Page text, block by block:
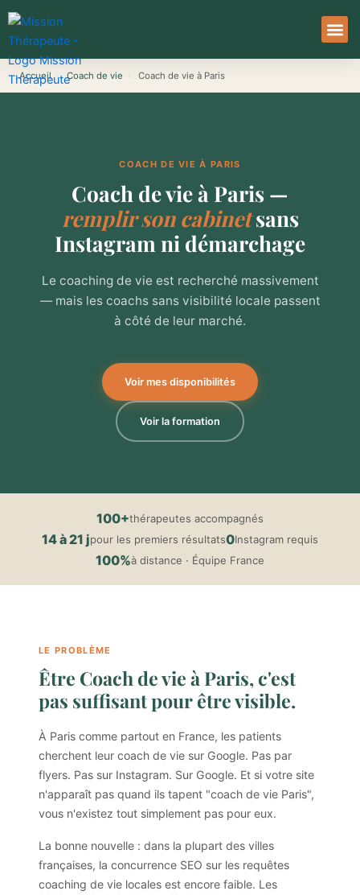
Aller
au
contenu
Accueil › Coach de vie Coach de vie à Paris
COACH DE VIE À PARIS
Coach de vie à Paris —
remplir son cabinetsans
Instagram ni démarchage
Le coaching de vie est recherché massivement
— mais les coachs sans visibilité locale passent
à côté de leur marché.
Voir mes disponibilités
Voir la formation
100+thérapeutes accompagnés
14 à 21 jpour les premiers résultats0Instagram requis
100%à distance · Équipe France
LE PROBLÈME
Être Coach de vie à Paris, c'est
pas suffisant pour être visible.
À Paris comme partout en France, les patients
cherchent leur coach de vie sur Google. Pas par
flyers. Pas sur Instagram. Sur Google. Et si votre site
n'apparaît pas quand ils tapent "coach de vie Paris",
vous n'existez tout simplement pas pour eux.
La bonne nouvelle : dans la plupart des villes
françaises, la concurrence SEO sur les requêtes
coaching de vie locales est encore faible. Les